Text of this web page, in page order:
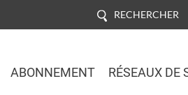
RECHERCHER
ABONNEMENT RÉSEAUX DE